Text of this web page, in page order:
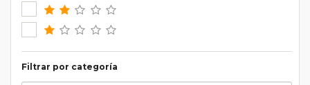
Filtrar por categoría